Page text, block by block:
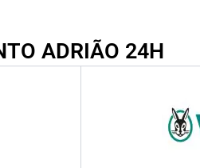
ADRIÃO 24H